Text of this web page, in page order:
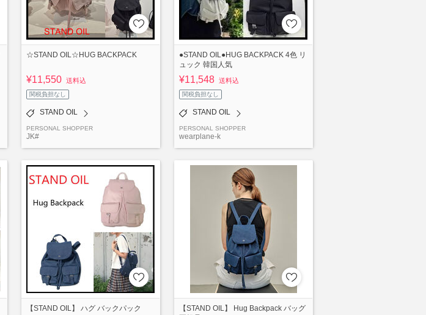
☆STAND OIL☆HUG BACKPACK
¥11,550 送料込
関税負担なし
STAND OIL
PERSONAL SHOPPER
JK#
●STAND OIL●HUG BACKPACK 4色 リ
ュック 韓国人気
¥11,548 送料込
関税負担なし
STAND OIL
PERSONAL SHOPPER
wearplane-k
【STAND OIL】 ハグ バックパック
【STAND OIL】 Hug Backpack バッグ